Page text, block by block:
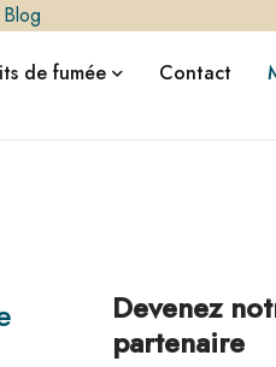
Blog
de fumée Contact
Devenez
partenaire